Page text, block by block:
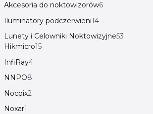
Akcesoria do noktowizorów6
Iluminatory podczerwieni14
Lunety i Celowniki Noktowizyjne53
Hikmicro15
InfiRay4
NNPO8
Nocpix2
Noxar1